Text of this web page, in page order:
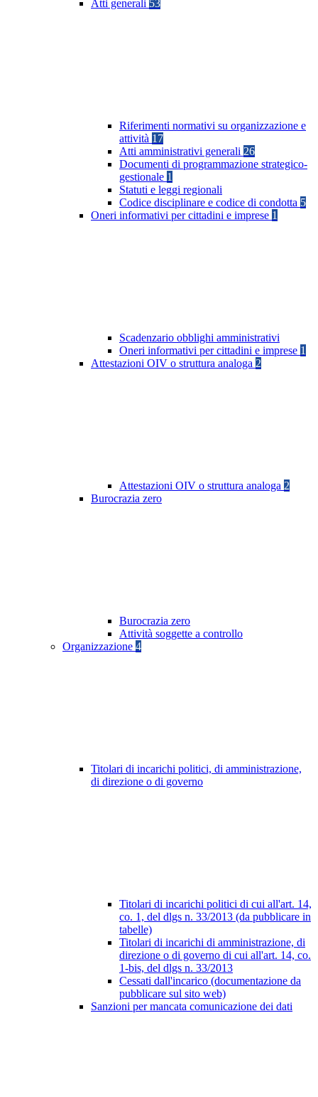
Atti generali 53
Riferimenti normativi su organizzazione e
attività 17
Atti amministrativi generali 26
Documenti di programmazione strategico-
gestionale 1
Statuti e leggi regionali
Codice disciplinare e codice di condotta 5
Oneri informativi per cittadini e imprese 1
Scadenzario obblighi amministrativi
Oneri informativi per cittadini e imprese 1
Attestazioni OIV o struttura analoga 2
Attestazioni OIV o struttura analoga 2
Burocrazia zero
Burocrazia zero
Attività soggette a controllo
Organizzazione 4
Titolari di incarichi politici, di amministrazione,
di direzione o di governo
Titolari di incarichi politici di cui all'art. 14,
co. 1, del dlgs n. 33/2013 (da pubblicare in
tabelle)
Titolari di incarichi di amministrazione, di
direzione o di governo di cui all'art. 14, co.
1-bis, del dlgs n. 33/2013
Cessati dall'incarico (documentazione da
pubblicare sul sito web)
Sanzioni per mancata comunicazione dei dati